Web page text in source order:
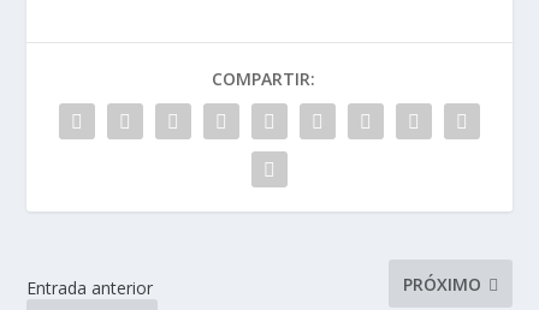
COMPARTIR:
Entrada anterior
PRÓXIMO